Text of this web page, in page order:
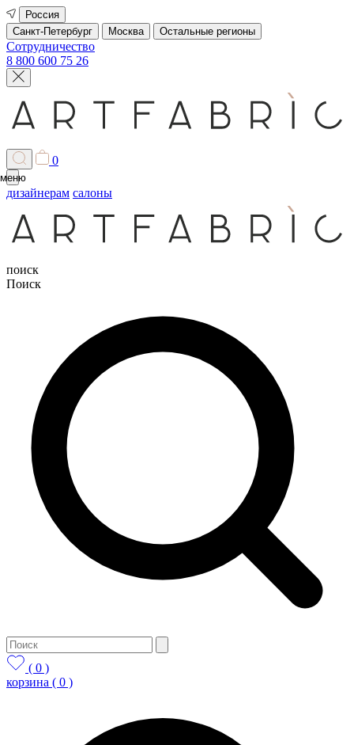
Россия
Санкт-Петербург
Москва Остальные регионы
Сотрудничество
8 800 600 75 26
0
меню
дизайнерам салоны
поиск
Поиск
( 0 )
корзина ( 0 )